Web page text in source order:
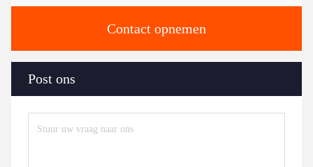
Contact opnemen
Post ons